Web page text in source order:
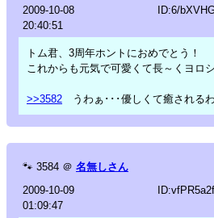
2009-10-08
20:40:51
ID:6/
トム君、3周年ホントにおめでとう！
これからも元気で可愛くて長～くヨロ
>>3582 うわぁ･･･優しくて癒される
🐾 3584 ＠ 名無しさん
2009-10-09
01:09:47